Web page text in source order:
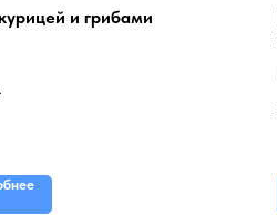
и грибами